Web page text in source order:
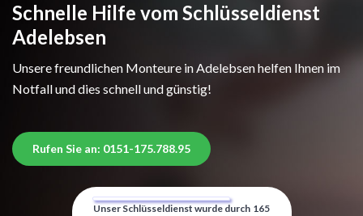
Schnelle Hilfe vom Schlüsseldienst
Adelebsen
Unsere freundlichen Monteure in Adelebsen helfen Ihnen im
Notfall und dies schnell und günstig!
Rufen Sie an: 0151-175.788.95
Unser Schlüsseldienst wurde durch 165